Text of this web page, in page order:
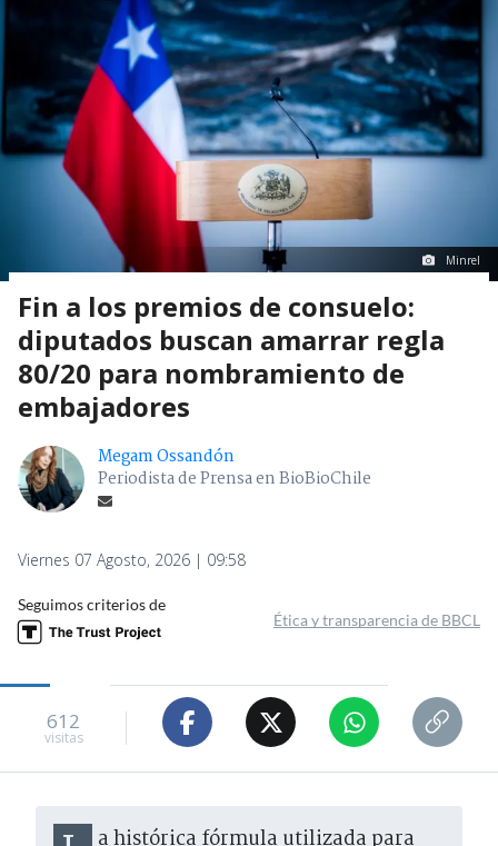
Minrel
Fin a los premios de consuelo:
diputados buscan amarrar regla
80/20 para nombramiento de
embajadores
Megam Ossandón
Periodista de Prensa en BioBioChile
Viernes 07 Agosto, 2026 | 09:58
Seguimos criterios de
Ética y transparencia de BBCL
612
visitas